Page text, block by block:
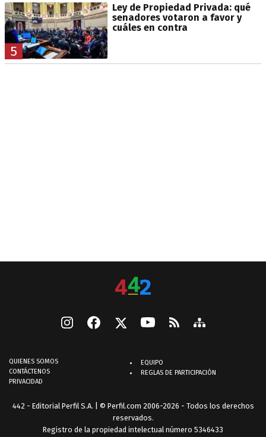
5
Ley de Propiedad Privada: qué
senadores votaron a favor y
cuáles en contra
QUIENES SOMOS
CONTÁCTENOS
PRIVACIDAD
EQUIPO
REGLAS DE PARTICIPACIÓN
442 - Editorial Perfil S.A. | © Perfil.com 2006-2026 - Todos los derechos
reservados.
Registro de la propiedad intelectual número 5346433